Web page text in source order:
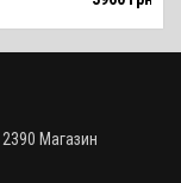
Магазин